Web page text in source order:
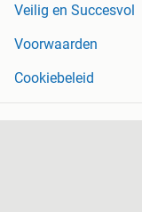
Veilig en Succesvol
Voorwaarden
Cookiebeleid